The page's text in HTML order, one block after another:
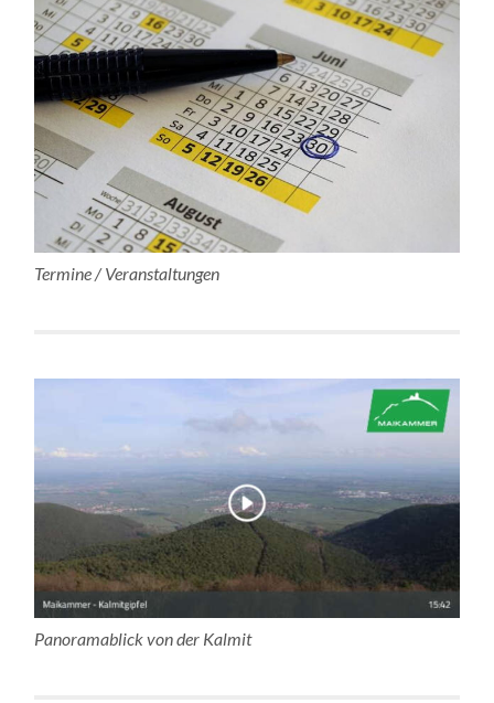
Termine / Veranstaltungen
Panoramablick von der Kalmit